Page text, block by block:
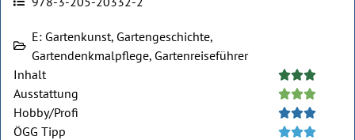
E: Gartenkunst, Gartengeschichte,
Gartendenkmalpflege, Gartenreiseführer
Inhalt

Ausstattung 
Hobby/Profi 
ÖGG Tipp 